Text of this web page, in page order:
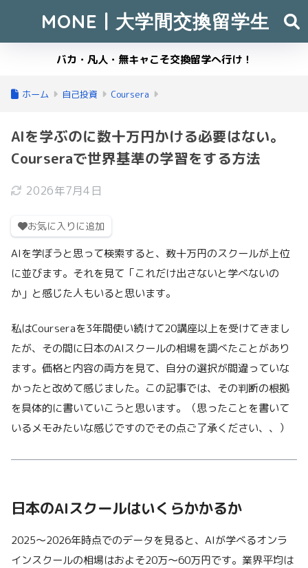
MONE | 大学間交換留学生
バカ・凡人・無キャこそ交換留学へ行け！
ホーム 自己投資 Coursera
AIを学ぶのに数十万円かける必要はない。
Courseraで世界基準の学習をする方法
2026年7月4日
お気に入りに追加
AIを学ぼうと思って検索すると、数十万円のスクールが上位
に並びます。それを見て「これだけ出さないと学べないの
か」と感じた人もいると思います。
私はCourseraを3年間使い続けて20講座以上を受けてきまし
たが、その間に日本のAIスクールの相場を調べたことがあり
ます。価格と内容の両方を見て、自分の選択が間違っていな
かったと改めて感じました。この記事では、その判断の根拠
を具体的に書いていこうと思います。（思ったことを書いて
いるメモみたいな感じですのでその点ご了承ください、、）
日本のAIスクールはいくらかかるか
2025〜2026年時点でのデータを見ると、AIが学べるオンラ
インスクールの相場はおよそ20万〜60万円です。業界平均は